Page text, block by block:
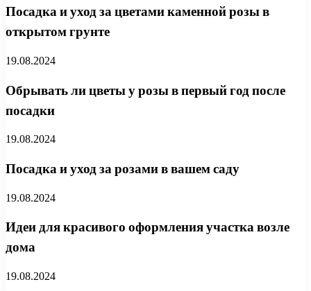
Посадка и уход за цветами каменной розы в
открытом грунте
19.08.2024
Обрывать ли цветы у розы в первый год после
посадки
19.08.2024
Посадка и уход за розами в вашем саду
19.08.2024
Идеи для красивого оформления участка возле
дома
19.08.2024